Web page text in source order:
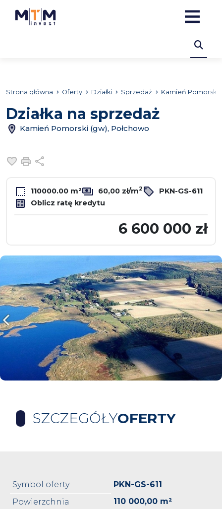
Strona główna Oferty Działki Sprzedaż Kamień Pomorski
Działka na sprzedaż
Kamień Pomorski (gw), Połchowo
Dodaj do ulubionych
Drukuj
110000.00 m² 60,00 zł/m2
PKN-GS-611
Oblicz ratę kredytu
6 600 000 zł
SZCZEGÓŁYOFERTY
Symbol oferty
PKN-GS-611
Powierzchnia
110 000,00 m²